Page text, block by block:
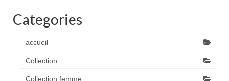
Categories
accueil
Collection
Collection femme